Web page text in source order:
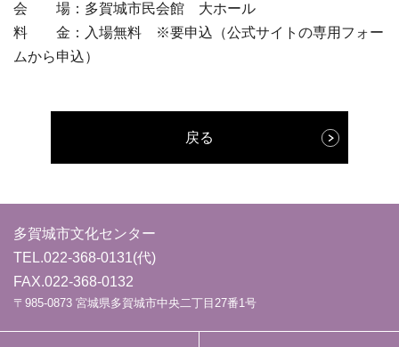
会 場：多賀城市民会館 大ホール
料 金：入場無料 ※要申込（公式サイトの専用フォー
ムから申込）
戻る
多賀城市文化センター
TEL.022-368-0131(代)
FAX.022-368-0132
〒985-0873 宮城県多賀城市中央二丁目27番1号